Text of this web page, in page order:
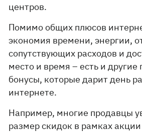
центров.
Помимо общих плюсов
экономия времени, энергии,
сопутствующих расходов и
место и время – есть и другие
бонусы, которые дарит день
интернете.
Например, многие продавцы
размер скидок в рамках